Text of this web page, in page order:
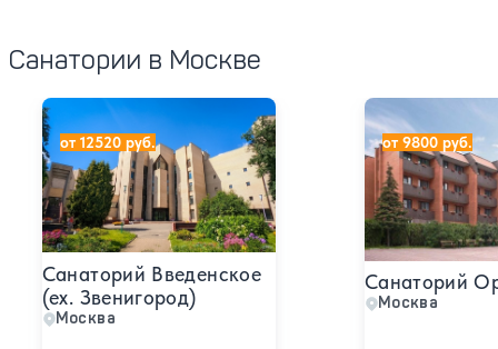
Санатории в Москве
Санаторий Введенское
(ex. Звенигород)
Москва
Санаторий Введенское (ex. Звенигород)
от 12520 руб.
Санаторий
Москва
Санаторий
от 9800 руб.